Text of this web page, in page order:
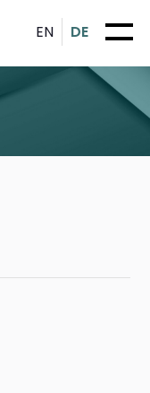
EN DE